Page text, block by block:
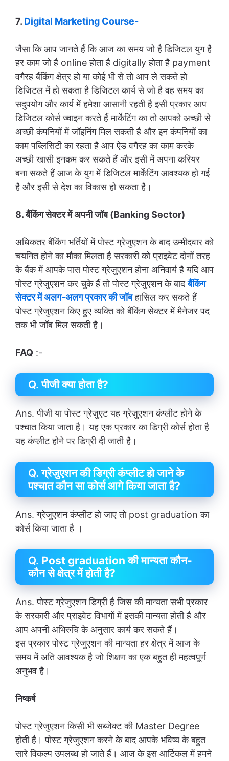
7. Digital Marketing Course-
जैसा कि आप जानते हैं कि आज का समय जो है डिजिटल युग है
हर काम जो है online होता है digitally होता है payment
वगैरह बैंकिंग क्षेत्र हो या कोई भी से तो आप ले सकते हो
डिजिटल में हो सकता है डिजिटल कार्य से जो है वह समय का
सदुपयोग और कार्य में हमेशा आसानी रहती है इसी प्रकार आप
डिजिटल कोर्स ज्वाइन करते हैं मार्केटिंग का तो आपको अच्छी से
अच्छी कंपनियों में जॉइनिंग मिल सकती है और इन कंपनियों का
काम पब्लिसिटी का रहता है आप ऐड वगैरह का काम करके
अच्छी खासी इनकम कर सकते हैं और इसी में अपना करियर
बना सकते हैं आज के युग में डिजिटल मार्केटिंग आवश्यक हो गई
है और इसी से देश का विकास हो सकता है।
8. बैंकिंग सेक्टर में अपनी जॉब (Banking Sector)
अधिकतर बैंकिंग भर्तियों में पोस्ट ग्रेजुएशन के बाद उम्मीदवार को
चयनित होने का मौका मिलता है सरकारी को प्राइवेट दोनों तरह
के बैंक में आपके पास पोस्ट ग्रेजुएशन होना अनिवार्य है यदि आप
पोस्ट ग्रेजुएशन कर चुके हैं तो पोस्ट ग्रेजुएशन के बादबैंकिंग
सेक्टर में अलग-अलग प्रकार की जॉबहासिल कर सकते हैं
पोस्ट ग्रेजुएशन किए हुए व्यक्ति को बैंकिंग सेक्टर में मैनेजर पद
तक भी जॉब मिल सकती है।
FAQ :-
Q.पीजी क्या होता है?
Ans. पीजी या पोस्ट ग्रेजुएट यह ग्रेजुएशन कंप्लीट होने के
पश्चात किया जाता है। यह एक प्रकार का डिग्री कोर्स होता है
यह कंप्लीट होने पर डिग्री दी जाती है।
Q.ग्रेजुएशन की डिग्री कंप्लीट हो जाने के
पश्चात कौन सा कोर्स आगे किया जाता है?
Ans. ग्रेजुएशन कंप्लीट हो जाए तो post graduation का
कोर्स किया जाता है ।
Q. Post graduation की मान्यता कौन-
कौन से क्षेत्र में होती है?
Ans. पोस्ट ग्रेजुएशन डिग्री है जिस की मान्यता सभी प्रकार
के सरकारी और प्राइवेट विभागों में इसकी मान्यता होती है और
आप अपनी अभिरुचि के अनुसार कार्य कर सकते हैं।
इस प्रकार पोस्ट ग्रेजुएशन की मान्यता हर क्षेत्र में आज के
समय में अति आवश्यक है जो शिक्षण का एक बहुत ही महत्वपूर्ण
अनुभव है।
निष्कर्ष
पोस्ट ग्रेजुएशन किसी भी सब्जेक्ट की Master Degree
होती है। पोस्ट ग्रेजुएशन करने के बाद आपके भविष्य के बहुत
सारे विकल्प उपलब्ध हो जाते हैं। आज के इस आर्टिकल में हमने